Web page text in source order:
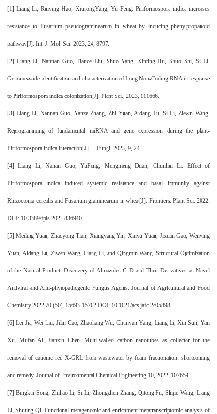
[1]Liang Li, Ruiying Hao, XiurongYang, Yu Feng. Piriformospora indica increases
resistance to Fusarium pseudograminearum in wheat by inducing phenylpropanoid
pathway[J]. Int. J. Mol. Sci. 2023, 24, 8797.
[2] Liang Li, Nannan Guo, Tiance Liu, Shuo Yang, Xinting Hu, Shuo Shi, Si Li.
Genome-wide identification and characterization of Long Non-Coding RNA in response
to Piriformospora indica colonization[J]. Plant Sci., 2023, 111666.
[3] Liang Li, Nannan Guo, Yanze Zhang, Zhi Yuan, Aidang Lu, Si Li, Ziewn Wang.
Reprogramming of fundamental miRNA and gene expression during the plant-
Piriformospora indica interaction[J]. J. Fungi. 2023, 9, 24.
[4]Liang Li, Nanan Guo, YuFeng, Mengmeng Duan, Chunhui Li. Effect of
Piriformospora indica induced systemic resistance and basal immunity against
Rhizoctonia cerealis and Fusarium graminearum in wheat[J]. Frontiers. Plant Sci. 2022.
DOI: 10.3389/fpls.2022.836940
[5] Meiling Yuan, Zhaoyong Tian, Xiangyang Yin, Xinyu Yuan, Jixuan Gao, Wenying
Yuan, Aidang Lu, Ziwen Wang, Liang Li, and Qingmin Wang. Structural Optimization
of the Natural Product: Discovery of Almazoles C–D and Their Derivatives as Novel
Antiviral and Anti-phytopathogenic Fungus Agents. Journal of Agricultural and Food
Chemistry 2022 70 (50), 15693-15702.DOI: 10.1021/acs.jafc.2c05898
[6] Lei Jia, Wei Liu, Jilin Cao, Zhaoliang Wu, Chunyan Yang, Liang Li, Xin Sun, Yan
Xu, Mufan Ai, Jianxin Chen. Multi-walled carbon nanotubes as collector for the
removal of cationic red X-GRL from wastewater by foam fractionation: shortcoming
and remedy. Journal of Environmental Chemical Engineering 10, 2022, 107659.
[7] Bingkui Song, Zhihao Li, Si Li, Zhongzhen Zhang, Qitong Fu, Shijie Wang, Liang
Li, Shuting Qi. Functional metagenomic and enrichment metatranscriptomic analysis of